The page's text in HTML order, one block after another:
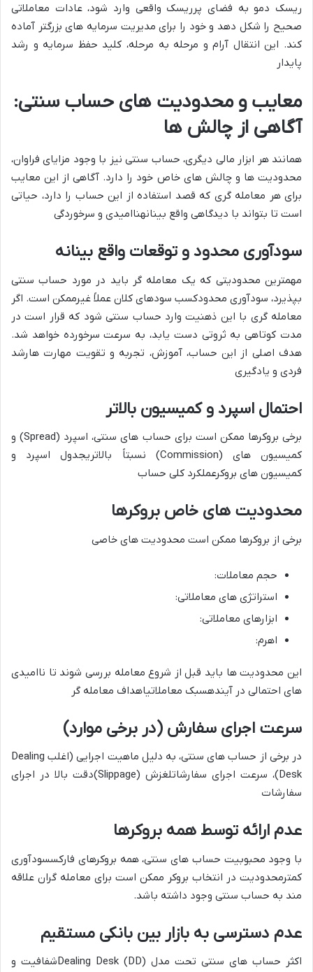
ریسک دمو به فضای پرریسک واقعی وارد شود،عادات معاملاتی
صحیح را شکل دهد و خود را برای مدیریت سرمایه های بزرگتر آماده
کند. این انتقال آرام و مرحله به مرحله، کلید حفظ سرمایه و رشد
پایدار
معایب و محدودیت های حساب سنتی:
آگاهی از چالش ها
همانند هر ابزار مالی دیگری، حساب سنتی نیز با وجود مزایای فراوان،
محدودیت ها و چالش های خاص خود را دارد. آگاهی از این معایب
برای هر معامله گری که قصد استفاده از این حساب را دارد، حیاتی
است تا بتواند با دیدگاهی واقع بینانهناامیدی و سرخوردگی
سودآوری محدود و توقعات واقع بینانه
مهمترین محدودیتی که یک معامله گر باید در مورد حساب سنتی
بپذیرد، سودآوری محدودکسب سودهای کلان عملاً غیرممکن است. اگر
معامله گری با این ذهنیت وارد حساب سنتی شود که قرار است در
مدت کوتاهی به ثروتی دست یابد، به سرعت سرخورده خواهد شد.
هدف اصلی از این حساب،آموزش، تجربه و تقویت مهارت هارشد
فردی و یادگیری
احتمال اسپرد و کمیسیون بالاتر
برخی بروکرها ممکن است برای حساب های سنتی،
اسپرد (Spread) و
کمیسیون های (Commission) نسبتاً بالاتری
جدول اسپرد و
کمیسیون های بروکرعملکرد کلی حساب
محدودیت های خاص بروکرها
برخی از بروکرها ممکن است محدودیت های خاصی
حجم معاملات:
استراتژی های معاملاتی:
ابزارهای معاملاتی:
اهرم:
این محدودیت ها باید قبل از شروع معامله بررسی شوند تا ناامیدی
های احتمالی در آیندهسبک معاملاتیاهداف معامله گر
سرعت اجرای سفارش (در برخی موارد)
در برخی از حساب های سنتی، به دلیل ماهیت اجرایی (اغلب Dealing
Desk)، سرعت اجرای سفارشات
لغزش (Slippage)دقت بالا در اجرای
سفارشات
عدم ارائه توسط همه بروکرها
با وجود محبوبیت حساب های سنتی،همه بروکرهای فارکسسودآوری
کمترمحدودیت در انتخاب بروکر ممکن است برای معامله گران علاقه
مند به حساب سنتی وجود داشته باشد.
عدم دسترسی به بازار بین بانکی مستقیم
اکثر حساب های سنتی تحت مدل Dealing Desk (DD)شفافیت و